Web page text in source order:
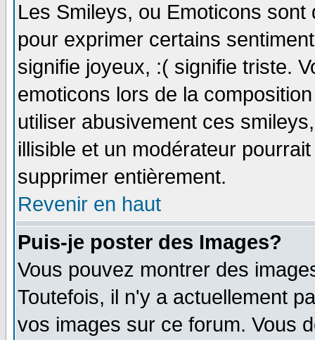
Les Smileys, ou Emoticons
pour exprimer certains
signifie joyeux, :( signifie triste.
emoticons lors de la
utiliser abusivement ces
illisible et un modérateur
supprimer entièrement.
Revenir en haut
Puis-je poster des Images?
Vous pouvez montrer des
Toutefois, il n'y a actuellement
vos images sur ce forum. Vous